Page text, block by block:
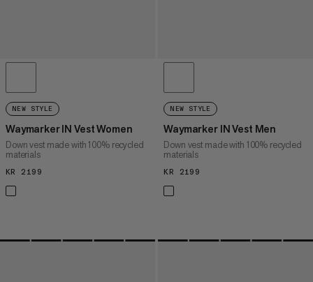
NEW STYLE
Waymarker IN Vest Women
Down vest made with 100% recycled
materials
KR 2199
NEW STYLE
Waymarker IN Vest Men
Down vest made with 100% recycled
materials
KR 2199